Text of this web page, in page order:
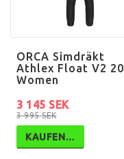
ORCA Simdräkt
Athlex Float V2
Women
3 995 SEK
3 145 SEK
KAUFEN…